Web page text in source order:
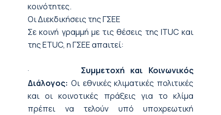
κοινότητες.
Οι Διεκδικήσεις της ΓΣΕΕ
Σε κοινή γραμμή με τις θέσεις της ITUC και
της ETUC, η ΓΣΕΕ απαιτεί:
· Συμμετοχή και Κοινωνικός
Διάλογος: Οι εθνικές κλιματικές πολιτικές
και οι κοινοτικές πράξεις για το κλίμα
πρέπει να τελούν υπό υποχρεωτική